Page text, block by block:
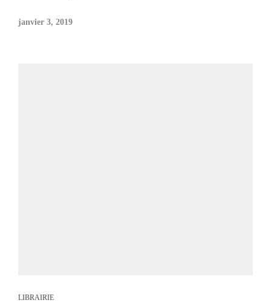
janvier 3, 2019
LIBRAIRIE